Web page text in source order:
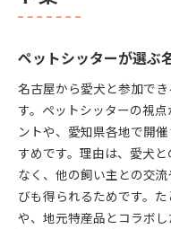
ペットシッターが選ぶ
名古屋から愛犬と参加で
す。ペットシッターの視
ントや、愛知県各地で開
すめです。理由は、愛犬
なく、他の飼い主との交
びも得られるためです。
や、地元特産品とコラボ